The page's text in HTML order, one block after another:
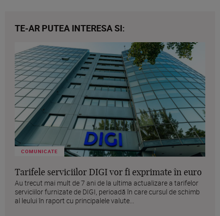
TE-AR PUTEA INTERESA SI:
COMUNICATE
Tarifele serviciilor DIGI vor fi exprimate în euro
Au trecut mai mult de 7 ani de la ultima actualizare a tarifelor
serviciilor furnizate de DIGI, perioadă în care cursul de schimb
al leului în raport cu principalele valute...